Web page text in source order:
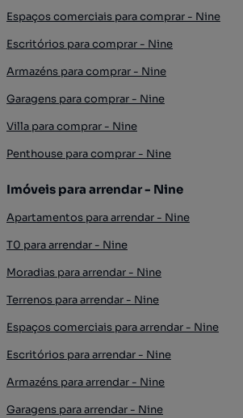
Espaços comerciais para comprar - Nine
Escritórios para comprar - Nine
Armazéns para comprar - Nine
Garagens para comprar - Nine
Villa para comprar - Nine
Penthouse para comprar - Nine
Imóveis para arrendar - Nine
Apartamentos para arrendar - Nine
T0 para arrendar - Nine
Moradias para arrendar - Nine
Terrenos para arrendar - Nine
Espaços comerciais para arrendar - Nine
Escritórios para arrendar - Nine
Armazéns para arrendar - Nine
Garagens para arrendar - Nine